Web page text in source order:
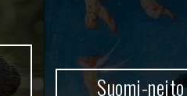
Suomi-